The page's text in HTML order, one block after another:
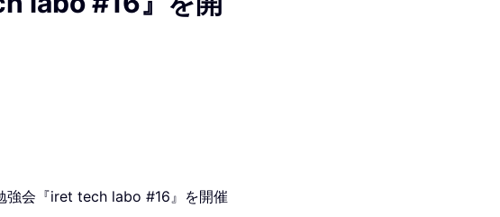
強会『iret tech labo #16』を開催